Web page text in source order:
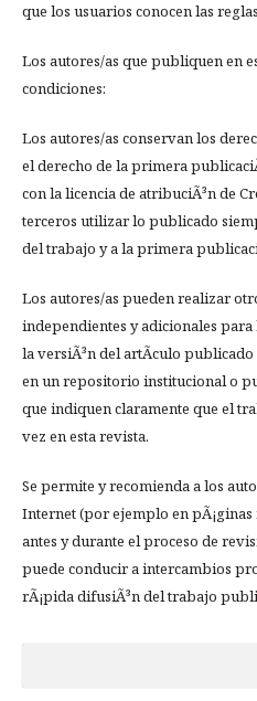
que los usuarios conocen las
Los autores/as que publiquen en
condiciones:
Los autores/as conservan los
el derecho de la primera
con la licencia de atribuciÃ³n de
terceros utilizar lo publicado
del trabajo y a la primera
Los autores/as pueden realizar
independientes y adicionales
la versiÃ³n del artÃ­culo
en un repositorio institucional o
que indiquen claramente que el
vez en esta revista.
Se permite y recomienda a los
Internet (por ejemplo en
antes y durante el proceso de
puede conducir a intercambios
rÃ¡pida difusiÃ³n del trabajo